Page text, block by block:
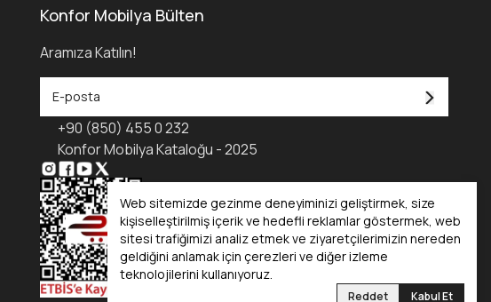
Web sitemizde gezinme deneyiminizi geliştirmek, size
kişiselleştirilmiş içerik ve hedefli reklamlar göstermek, web
sitesi trafiğimizi analiz etmek ve ziyaretçilerimizin nereden
geldiğini anlamak için çerezleri ve diğer izleme
teknolojilerini kullanıyoruz.
Reddet Kabul Et
Konfor Mobilya Bülten
Aramıza Katılın!
+90 (850) 455 0 232
Konfor Mobilya Kataloğu - 2025